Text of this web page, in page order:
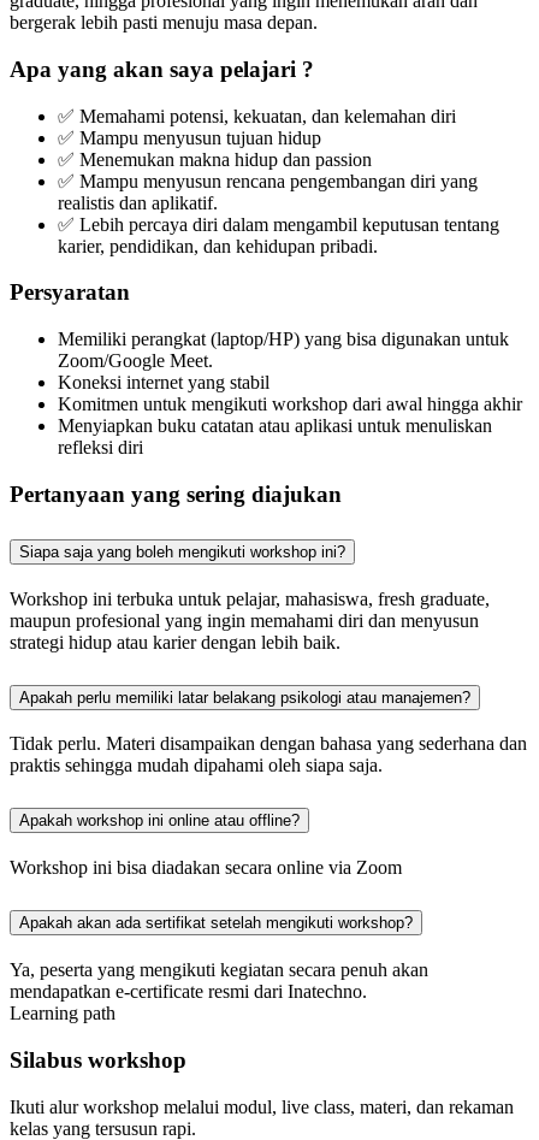
bergerak lebih pasti menuju masa depan.
Apa yang akan saya pelajari ?
✅ Memahami potensi, kekuatan, dan kelemahan diri
✅ Mampu menyusun tujuan hidup
✅ Menemukan makna hidup dan passion
✅ Mampu menyusun rencana pengembangan diri yang
realistis dan aplikatif.
✅ Lebih percaya diri dalam mengambil keputusan tentang
karier, pendidikan, dan kehidupan pribadi.
Persyaratan
Memiliki perangkat (laptop/HP) yang bisa digunakan untuk
Zoom/Google Meet.
Koneksi internet yang stabil
Komitmen untuk mengikuti workshop dari awal hingga akhir
Menyiapkan buku catatan atau aplikasi untuk menuliskan
refleksi diri
Pertanyaan yang sering diajukan
Siapa saja yang boleh mengikuti workshop ini?
Workshop ini terbuka untuk pelajar, mahasiswa, fresh graduate,
maupun profesional yang ingin memahami diri dan menyusun
strategi hidup atau karier dengan lebih baik.
Apakah perlu memiliki latar belakang psikologi atau manajemen?
Tidak perlu. Materi disampaikan dengan bahasa yang sederhana dan
praktis sehingga mudah dipahami oleh siapa saja.
Apakah workshop ini online atau offline?
Workshop ini bisa diadakan secara online via Zoom
Apakah akan ada sertifikat setelah mengikuti workshop?
Ya, peserta yang mengikuti kegiatan secara penuh akan
mendapatkan e-certificate resmi dari Inatechno.
Learning path
Silabus workshop
Ikuti alur workshop melalui modul, live class, materi, dan rekaman
kelas yang tersusun rapi.